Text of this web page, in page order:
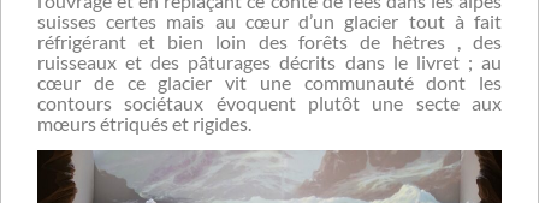
suisses certes mais au cœur d’un glacier tout à fait
réfrigérant et bien loin des forêts de hêtres , des
ruisseaux et des pâturages décrits dans le livret ; au
cœur de ce glacier vit une communauté dont les
contours sociétaux évoquent plutôt une secte aux
mœurs étriqués et rigides.